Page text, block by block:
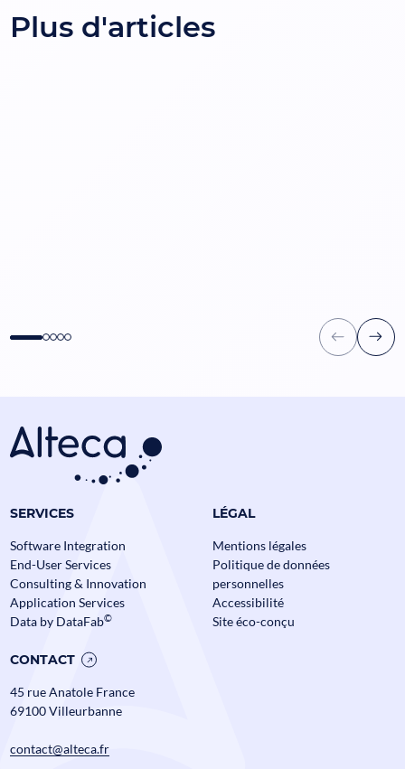
Plus d'articles
Data Mesh en Banque et
l’échelle sans perdre le contrôle ?
Actualités
SERVICES
Software Integration
End-User Services
Consulting & Innovation
Application Services
Data by DataFab©
LÉGAL
Mentions légales
Politique de données
personnelles
Accessibilité
Site éco-conçu
CONTACT
45 rue Anatole France
69100 Villeurbanne
contact@alteca.fr